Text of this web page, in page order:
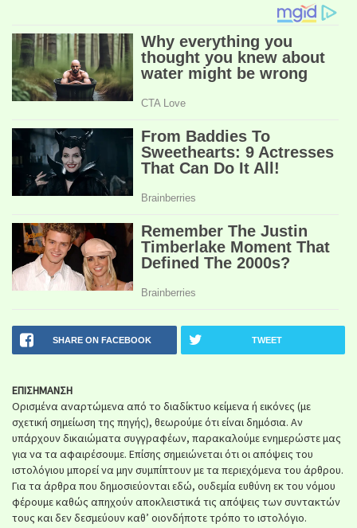
SHARE ON FACEBOOK TWEET
ΕΠΙΣΗΜΑΝΣΗ
Ορισμένα αναρτώμενα από το διαδίκτυο κείμενα ή εικόνες (με
σχετική σημείωση της πηγής), θεωρούμε ότι είναι δημόσια. Αν
υπάρχουν δικαιώματα συγγραφέων, παρακαλούμε ενημερώστε μας
για να τα αφαιρέσουμε. Επίσης σημειώνεται ότι οι απόψεις του
ιστολόγιου μπορεί να μην συμπίπτουν με τα περιεχόμενα του άρθρου.
Για τα άρθρα που δημοσιεύονται εδώ, ουδεμία ευθύνη εκ του νόμου
φέρουμε καθώς απηχούν αποκλειστικά τις απόψεις των συντακτών
τους και δεν δεσμεύουν καθ’ οιονδήποτε τρόπο το ιστολόγιο.